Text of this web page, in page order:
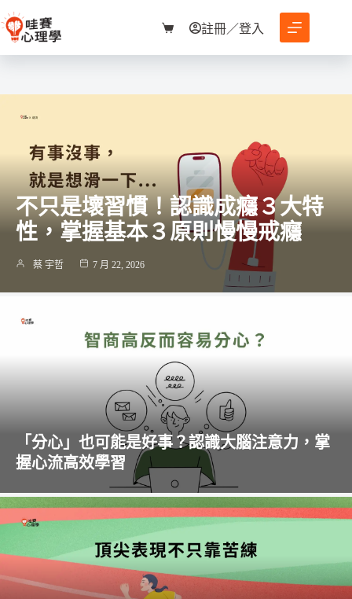
至
購
物
註冊／登入
不只是壞習慣！認識成癮３大特
性，掌握基本３原則慢慢戒癮
蔡 宇哲 7 月 22, 2026
「分心」也可能是好事？認識大腦注意力，掌
握心流高效學習